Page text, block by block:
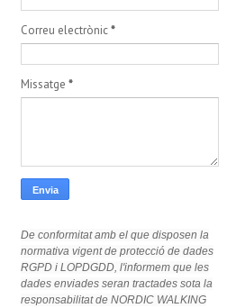
Correu electrònic*
Missatge *
De conformitat amb el que disposen la
normativa vigent de protecció de dades
RGPD i LOPDGDD, l'informem que les
dades enviades seran tractades sota la
responsabilitat de NORDIC WALKING